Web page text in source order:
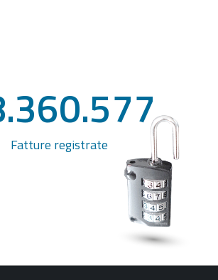
Fatture registrate